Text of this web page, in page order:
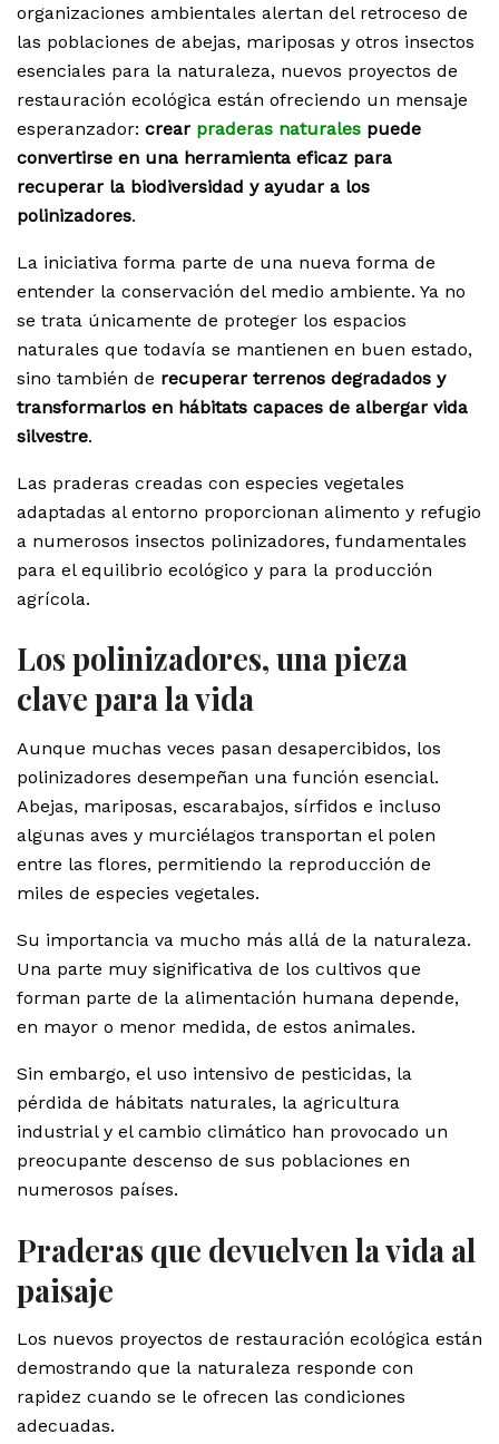
organizaciones ambientales alertan del retroceso de
las poblaciones de abejas, mariposas y otros insectos
esenciales para la naturaleza, nuevos proyectos de
restauración ecológica están ofreciendo un mensaje
esperanzador: crear praderas naturales puede
convertirse en una herramienta eficaz para
recuperar la biodiversidad y ayudar a los
polinizadores.
La iniciativa forma parte de una nueva forma de
entender la conservación del medio ambiente. Ya no
se trata únicamente de proteger los espacios
naturales que todavía se mantienen en buen estado,
sino también de recuperar terrenos degradados y
transformarlos en hábitats capaces de albergar vida
silvestre.
Las praderas creadas con especies vegetales
adaptadas al entorno proporcionan alimento y refugio
a numerosos insectos polinizadores, fundamentales
para el equilibrio ecológico y para la producción
agrícola.
Los polinizadores, una pieza
clave para la vida
Aunque muchas veces pasan desapercibidos, los
polinizadores desempeñan una función esencial.
Abejas, mariposas, escarabajos, sírfidos e incluso
algunas aves y murciélagos transportan el polen
entre las flores, permitiendo la reproducción de
miles de especies vegetales.
Su importancia va mucho más allá de la naturaleza.
Una parte muy significativa de los cultivos que
forman parte de la alimentación humana depende,
en mayor o menor medida, de estos animales.
Sin embargo, el uso intensivo de pesticidas, la
pérdida de hábitats naturales, la agricultura
industrial y el cambio climático han provocado un
preocupante descenso de sus poblaciones en
numerosos países.
Praderas que devuelven la vida al
paisaje
Los nuevos proyectos de restauración ecológica están
demostrando que la naturaleza responde con
rapidez cuando se le ofrecen las condiciones
adecuadas.